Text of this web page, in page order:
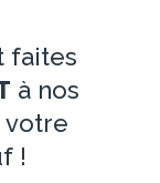
faites
à nos
votre
!